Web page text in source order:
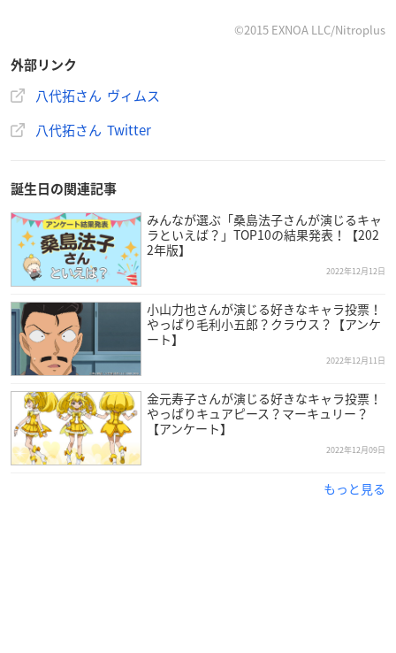
©2015 EXNOA LLC/Nitroplus
外部リンク
八代拓さん ヴィムス
八代拓さん Twitter
誕生日の関連記事
みんなが選ぶ「桑島法子さんが演じるキャ
ラといえば？」TOP10の結果発表！【202
2年版】
2022年12月12日
小山力也さんが演じる好きなキャラ投票！
やっぱり毛利小五郎？クラウス？【アンケ
ート】
2022年12月11日
金元寿子さんが演じる好きなキャラ投票！
やっぱりキュアピース？マーキュリー？
【アンケート】
2022年12月09日
もっと見る